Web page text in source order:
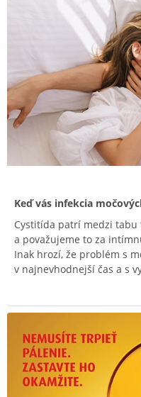
Keď vás infekcia
Cystitída patrí medzi
a považujeme to za
Inak hrozí, že problém s
v najnevhodnejší čas a s